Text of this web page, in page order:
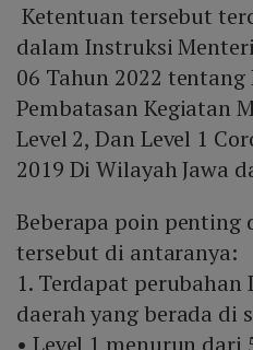
Ketentuan tersebut
dalam Instruksi
06 Tahun 2022
Pembatasan Kegiatan
Level 2, Dan Level 1
2019 Di Wilayah Jawa
Beberapa poin penting
tersebut di antaranya:
1. Terdapat perubahan
daerah yang berada di